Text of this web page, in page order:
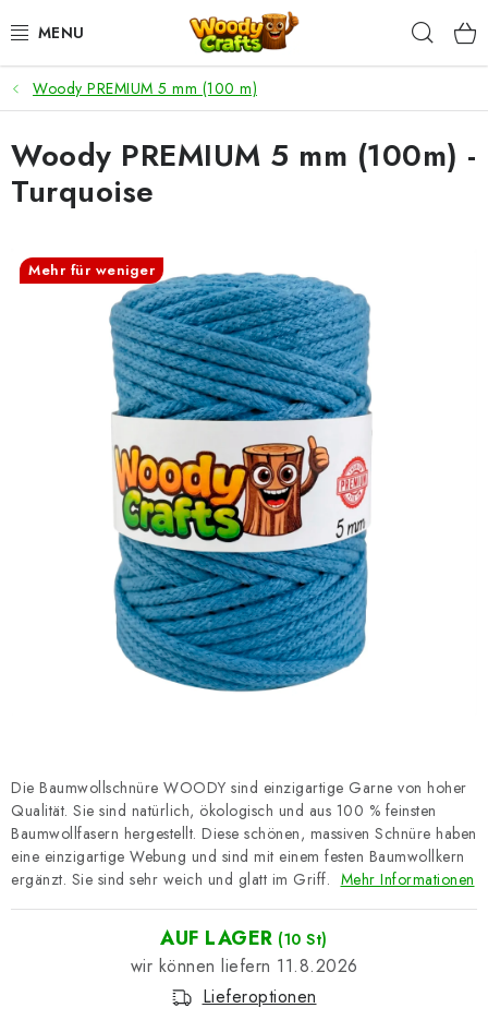
Inhalt
HÄKELN
FLECHTEN
BASTELSETS
ZUBEHÖR ZUM HÄKELN
WOODY GARN
WOODY PREMIUM 5 MM
Zahlung & Versand
Nachhaltigkeit
Rücksendungen und Reklamationen
Kontakt
AGB
Datenschutzerklärung
Impressum
Woody PREMIUM 5 mm (100 m)
Die Baumwollschnüre WOODY sind einzigartige Garne von hoher
Qualität. Sie sind natürlich, ökologisch und aus 100 % feinsten
Baumwollfasern hergestellt. Diese schönen, massiven Schnüre haben
eine einzigartige Webung und sind mit einem festen Baumwollkern
ergänzt. Sie sind sehr weich und glatt im Griff. Mehr Informationen
AUF LAGER (10 St)
11.8.2026
Lieferoptionen
Woody PREMIUM 5 mm (100m) -
Turquoise
Mehr für weniger